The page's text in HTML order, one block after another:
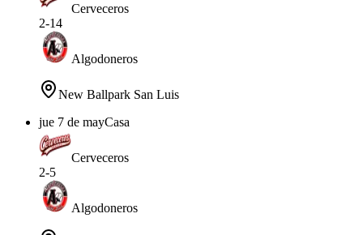
Cerveceros
2-14
Algodoneros
New Ballpark San Luis
jue 7 de mayCasa
Cerveceros
2-5
Algodoneros